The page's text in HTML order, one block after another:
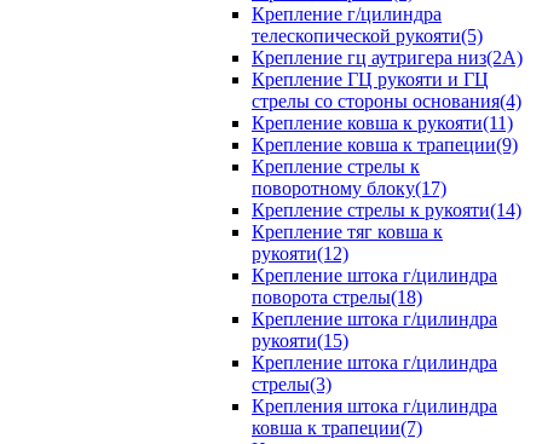
Крепление г/цилиндра
телескопической рукояти(5)
Крепление гц аутригера низ(2А)
Крепление ГЦ рукояти и ГЦ
стрелы со стороны основания(4)
Крепление ковша к рукояти(11)
Крепление ковша к трапеции(9)
Крепление стрелы к
поворотному блоку(17)
Крепление стрелы к рукояти(14)
Крепление тяг ковша к
рукояти(12)
Крепление штока г/цилиндра
поворота стрелы(18)
Крепление штока г/цилиндра
рукояти(15)
Крепление штока г/цилиндра
стрелы(3)
Крепления штока г/цилиндра
ковша к трапеции(7)